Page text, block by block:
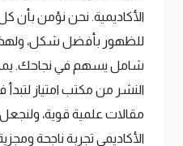
الأكاديمية. نحن نؤمن
للظهور بأفضل شكل،
شامل يسهم في نجاحك.
النشر من مكتب امتياز لتبدأ
مقالات علمية قوية،
الأكاديمي تجربة ناجحة